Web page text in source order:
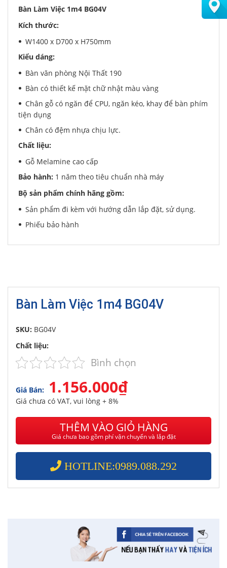
Bàn Làm Việc 1m4 BG04V
Kích thước:
W1400 x D700 x H750mm
Kiểu dáng:
Bàn văn phòng Nội Thất 190
Bàn có thiết kế mặt chữ nhật màu vàng
Chân gỗ có ngăn để CPU, ngăn kéo, khay để bàn phím
tiện dụng
Chân có đệm nhựa chịu lực.
Chất liệu:
Gỗ Melamine cao cấp
Bảo hành: 1 năm theo tiêu chuẩn nhà máy
Bộ sản phẩm chính hãng gồm:
Sản phẩm đi kèm với hướng dẫn lắp đặt, sử dụng.
Phiếu bảo hành
Bàn Làm Việc 1m4 BG04V
SKU: BG04V
Chất liệu:
Bình chọn
Giá Bán: 1.156.000₫
Giá chưa có VAT, vui lòng + 8%
THÊM VÀO GIỎ HÀNG
Giá chưa bao gồm phí vận chuyển và lắp đặt
HOTLINE:0989.088.292